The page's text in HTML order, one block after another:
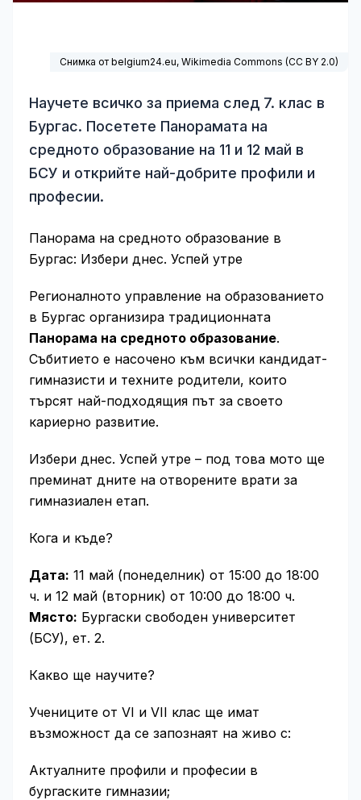
Снимка от belgium24.eu, Wikimedia Commons (CC BY 2.0)
Научете всичко за приема след 7. клас в
Бургас. Посетете Панорамата на
средното образование на 11 и 12 май в
БСУ и открийте най-добрите профили и
професии.
Панорама на средното образование в
Бургас: Избери днес. Успей утре
Регионалното управление на образованието
в Бургас организира традиционната
Панорама на средното образование.
Събитието е насочено към всички кандидат-
гимназисти и техните родители, които
търсят най-подходящия път за своето
кариерно развитие.
Избери днес. Успей утре – под това мото ще
преминат дните на отворените врати за
гимназиален етап.
Кога и къде?
Дата: 11 май (понеделник) от 15:00 до 18:00
ч. и 12 май (вторник) от 10:00 до 18:00 ч.
Място: Бургаски свободен университет
(БСУ), ет. 2.
Какво ще научите?
Учениците от VI и VII клас ще имат
възможност да се запознаят на живо с:
Актуалните профили и професии в
бургаските гимназии;